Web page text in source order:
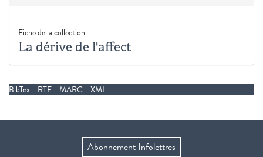
Fiche de la collection
La dérive de l'affect
BibTex RTF MARC XML
Abonnement Infolettres